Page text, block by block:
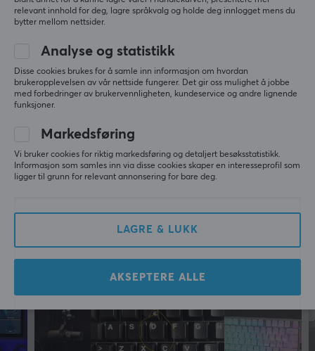
kvalitetsprodukter, har de også kjøpt opp noen av de
ledende produsentene innenfor enkelte kategorier,
SPESIFIKASJONER
DIMENSJON & VEKT
Kabellengde
Bredde
Dybde
Høyde
ANMELDELSER (0)
0.0
Basert på 0 vurderinger
5
0%
2
Mer fra vårt fellesskap
relevant innhold for deg, lagre språkvalg og holde deg innlogget mens du
bytter mellom nettsider.
Analyse og statistikk
Disse cookies brukes for å samle inn informasjon om hvordan
brukeropplevelsen av vår nettside fungerer. Det gir oss mulighet å jobbe
med forbedringer av brukervennligheten, kundeservice og andre lignende
funksjoner.
Markedsføring
Vi bruker cookies for riktig markedsføring og detaljert besøksstatistikk.
Informasjon som samles inn via disse cookies skaper en interesseprofil som
ligger til grunn for relevant annonsering for bare deg.
LAGRE & LUKK
AKSEPTERE ALLE